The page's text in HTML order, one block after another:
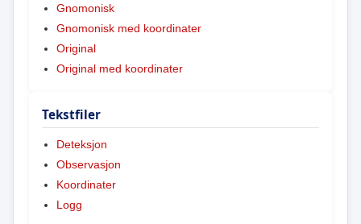
Gnomonisk
Gnomonisk med koordinater
Original
Original med koordinater
Tekstfiler
Deteksjon
Observasjon
Koordinater
Logg